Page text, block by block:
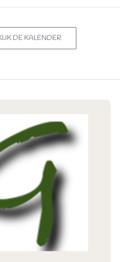
DE KALENDER